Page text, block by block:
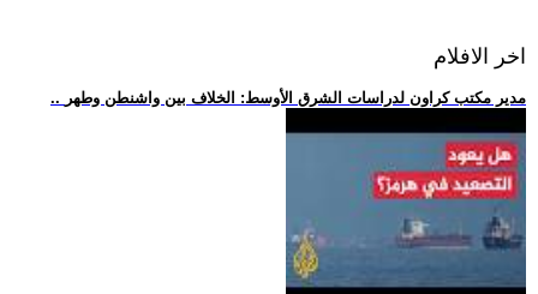
اخر الافلام
.. مدير مكتب كراون لدراسات الشرق الأوسط: الخلاف بين واشنطن وطهر